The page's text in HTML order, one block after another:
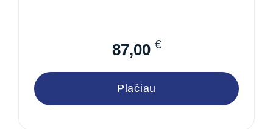
87,00 €
Plačiau